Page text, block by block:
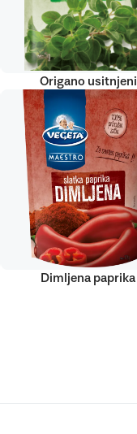
Origano usitnjeni
Dimljena paprika